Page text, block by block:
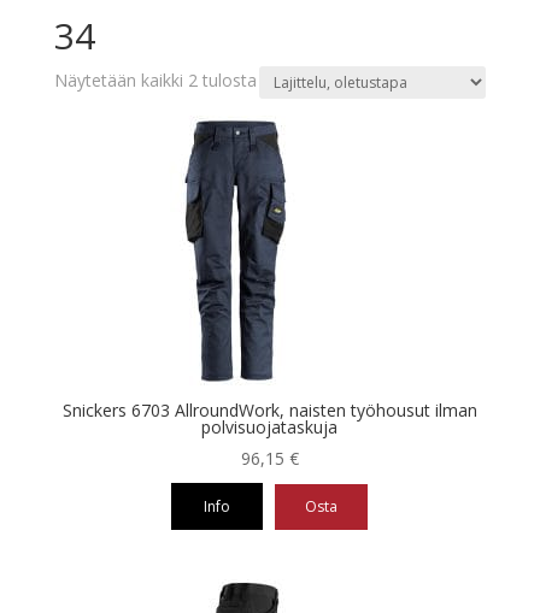
34
Näytetään kaikki 2 tulosta
Snickers 6703 AllroundWork, naisten työhousut ilman
polvisuojataskuja
96,15 €
Info Osta